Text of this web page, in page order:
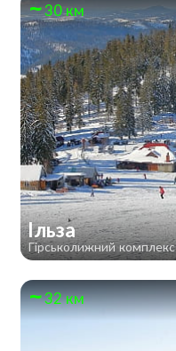
30 км
Ільза
Гірськолижний комплекс
32 км